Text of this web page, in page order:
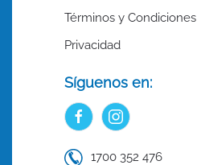
Términos y Condiciones
Privacidad
Síguenos en:
1700 352 476